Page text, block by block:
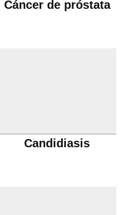
Cáncer de próstata
Candidiasis